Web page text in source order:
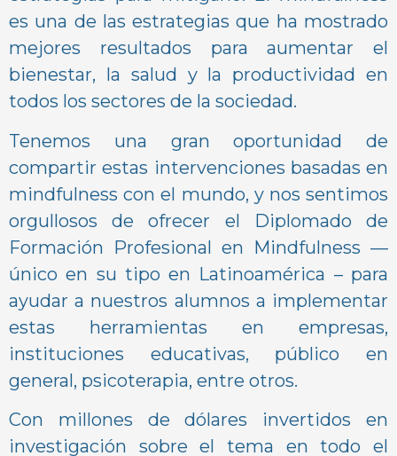
es una de las estrategias que ha mostrado
mejores resultados para aumentar el
bienestar, la salud y la productividad en
todos los sectores de la sociedad.
Tenemos una gran oportunidad de
compartir estas intervenciones basadas en
mindfulness con el mundo, y nos sentimos
orgullosos de ofrecer el Diplomado de
Formación Profesional en Mindfulness —
único en su tipo en Latinoamérica – para
ayudar a nuestros alumnos a implementar
estas herramientas en empresas,
instituciones educativas, público en
general, psicoterapia, entre otros.
Con millones de dólares invertidos en
investigación sobre el tema en todo el